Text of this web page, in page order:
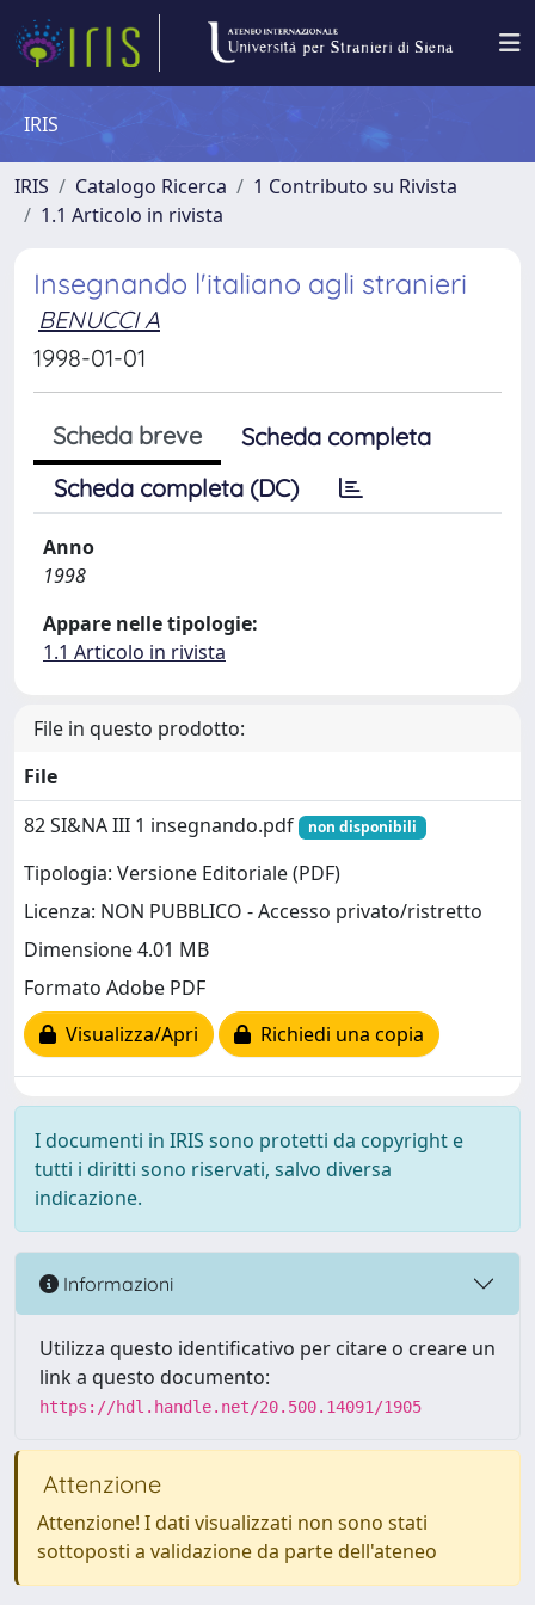
IRIS
IRIS Catalogo Ricerca
1 Contributo su Rivista
1.1 Articolo in rivista
Insegnando l'italiano agli stranieri
BENUCCI A
1998-01-01
Scheda breve
Scheda completa
Scheda completa (DC)
Anno
1998
Appare nelle tipologie:
1.1 Articolo in rivista
File in questo prodotto:
File
82 SI&NA III 1 insegnando.pdf
non disponibili
Tipologia: Versione Editoriale (PDF)
Licenza: NON PUBBLICO - Accesso privato/ristretto
Dimensione 4.01 MB
Formato Adobe PDF
Visualizza/Apri
Richiedi una copia
I documenti in IRIS sono protetti da copyright e
tutti i diritti sono riservati, salvo diversa
indicazione.
Informazioni
Utilizza questo identificativo per citare o creare un
link a questo documento:
https://hdl.handle.net/20.500.14091/1905
Attenzione
Attenzione! I dati visualizzati non sono stati
sottoposti a validazione da parte dell'ateneo